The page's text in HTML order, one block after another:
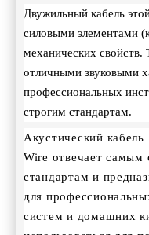
Двужильный кабель
силовыми элементами
механических свойств.
отличными звуковыми
профессиональных
строгим стандартам.
Акустический
Wire отвечает самым
стандартам и
для
систем и домашних